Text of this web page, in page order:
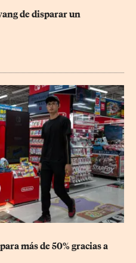
de disparar un
más de 50% gracias a